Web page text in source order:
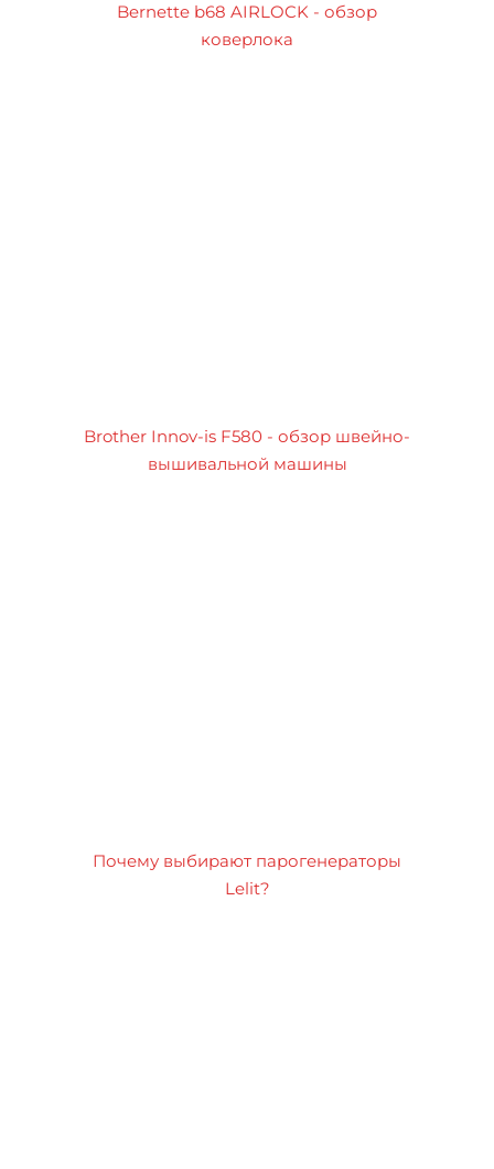
Bernette b68 AIRLOCK - обзор
коверлока
Brother Innov-is F580 - обзор швейно-
вышивальной машины
Почему выбирают парогенераторы
Lelit?